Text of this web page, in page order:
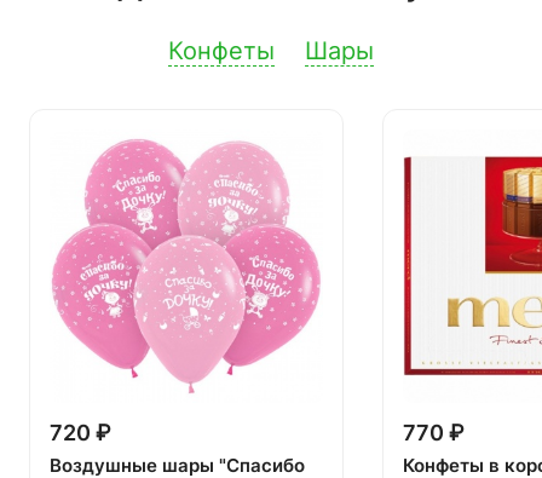
Конфеты Шары
720 ₽
Воздушные шары "Спасибо
770 ₽
Конфеты в